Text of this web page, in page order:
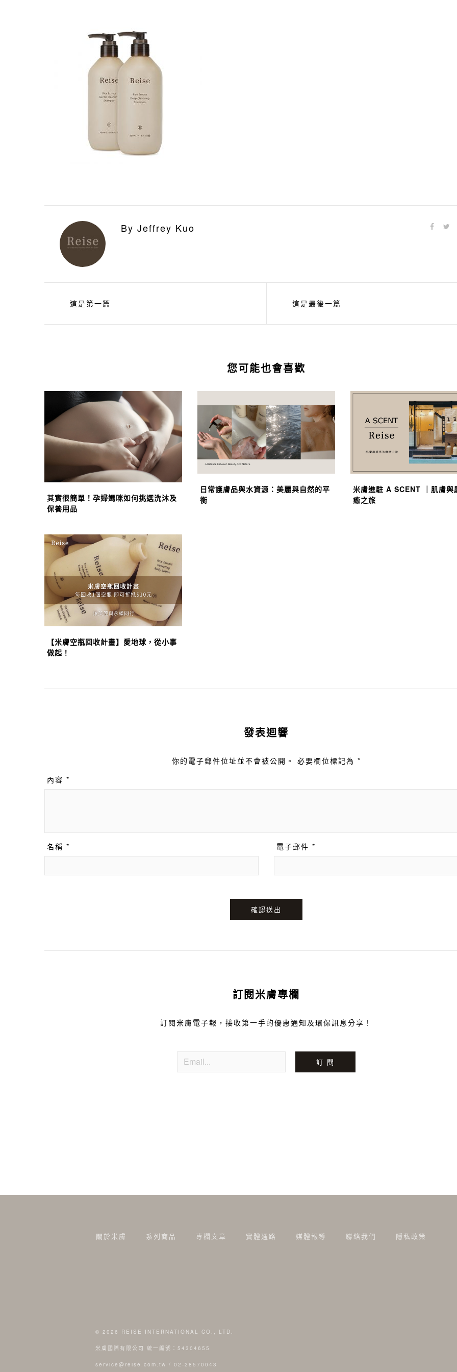
By Jeffrey Kuo
這是第一篇 這是最後一篇
您可能也會喜歡
其實很簡單！孕婦媽咪如何挑選洗沐及
保養用品
日常護膚品與水資源：美麗與自然的平
衡
米膚進駐 A SCENT ｜肌膚與
癒之旅
【米膚空瓶回收計畫】愛地球，從小事
做起！
發表迴響
你的電子郵件位址並不會被公開。 必要欄位標記為 *
內容 *
名稱 * 電子郵件 *
確認送出
訂閱米膚專欄
訂閱米膚電子報，接收第一手的優惠通知及環保訊息分享！
訂 閱
關於米膚 系列商品 專欄文章 實體通路 媒體報導 聯絡我們 隱私政策
© 2026 REISE INTERNATIONAL CO., LTD.
米膚國際有限公司 統一編號：54304655
service@reise.com.tw / 02-28570043